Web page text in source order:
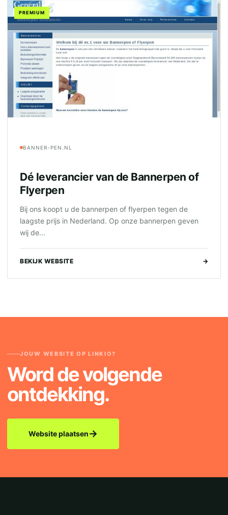
PREMIUM
BANNER-PEN.NL
Dé leverancier van de Bannerpen of
Flyerpen
Bij ons koopt u de bannerpen of flyerpen tegen de
laagste prijs in Nederland. Op onze bannerpen geven
wij de...
BEKIJK WEBSITE →
JOUW WEBSITE OP LINKIO?
Word de volgende
ontdekking.
Website plaatsen→